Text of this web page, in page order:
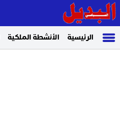
الرئيسية الأنشطة الملكية